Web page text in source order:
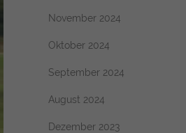
November 2024
Oktober 2024
September 2024
August 2024
Dezember 2023